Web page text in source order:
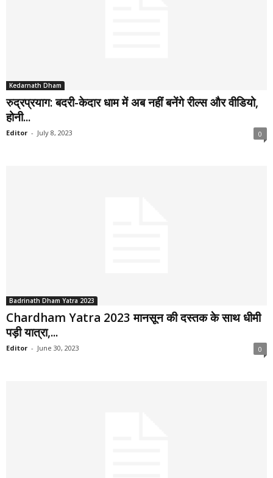
Kedarnath Dham
रुद्रप्रयाग: बदरी-केदार धाम में अब नहीं बनेंगे रील्स और वीडियो,
होनी...
Editor - July 8, 2023 0
Badrinath Dham Yatra 2023
Chardham Yatra 2023 मानसून की दस्तक के साथ धीमी
पड़ी यात्रा,...
Editor - June 30, 2023 0